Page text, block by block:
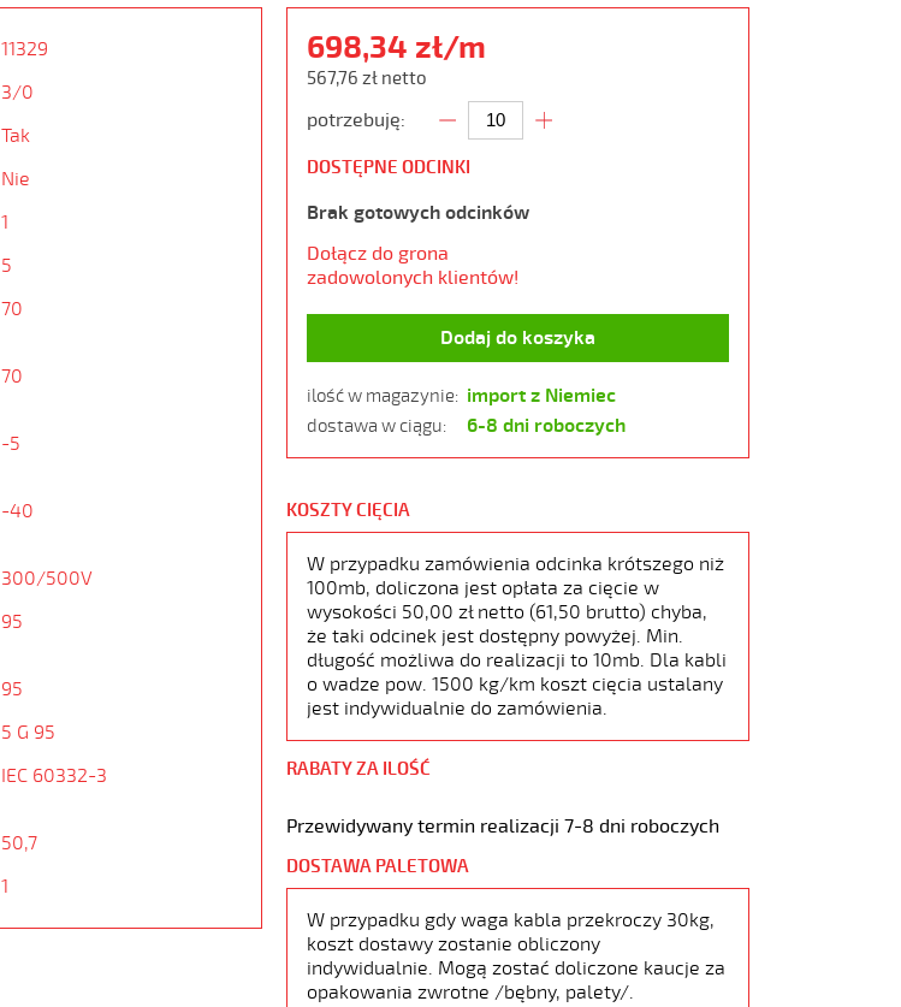
11329
3/0
Tak
Nie
1
5
70
70
-5
-40
300/500V
95
95
5 G 95
IEC 60332-3
50,7
1
698,34 zł/m
567,76 zł netto
potrzebuję:
DOSTĘPNE ODCINKI
Brak gotowych odcinków
Dołącz do grona
zadowolonych klientów!
Dodaj do koszyka
ilość w magazynie: import z Niemiec
dostawa w ciągu: 6-8 dni roboczych
KOSZTY CIĘCIA
W przypadku zamówienia odcinka krótszego niż
100mb, doliczona jest opłata za cięcie w
wysokości 50,00 zł netto (61,50 brutto) chyba,
że taki odcinek jest dostępny powyżej. Min.
długość możliwa do realizacji to 10mb. Dla kabli
o wadze pow. 1500 kg/km koszt cięcia ustalany
jest indywidualnie do zamówienia.
RABATY ZA ILOŚĆ
Przewidywany termin realizacji 7-8 dni roboczych
DOSTAWA PALETOWA
W przypadku gdy waga kabla przekroczy 30kg,
koszt dostawy zostanie obliczony
indywidualnie. Mogą zostać doliczone kaucje za
opakowania zwrotne /bębny, palety/.